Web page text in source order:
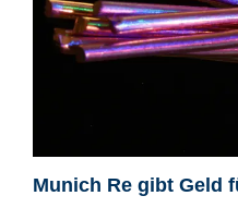
Munich Re gibt Geld